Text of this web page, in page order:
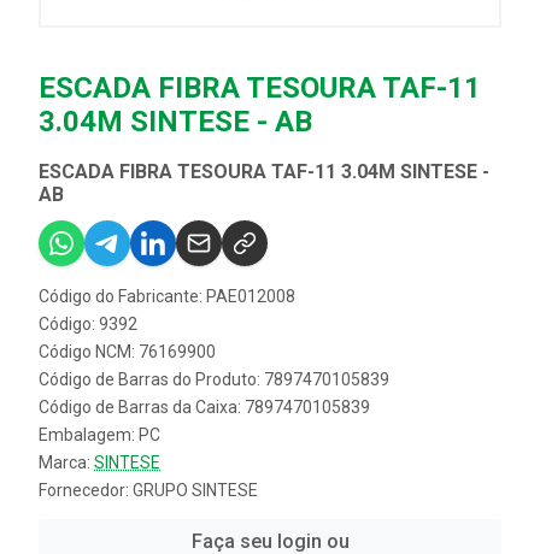
ESCADA FIBRA TESOURA TAF-11
3.04M SINTESE - AB
ESCADA FIBRA TESOURA TAF-11 3.04M SINTESE -
AB
Código do Fabricante: PAE012008
Código: 9392
Código NCM: 76169900
Código de Barras do Produto: 7897470105839
Código de Barras da Caixa: 7897470105839
Embalagem: PC
Marca: SINTESE
Fornecedor: GRUPO SINTESE
Faça seu login ou